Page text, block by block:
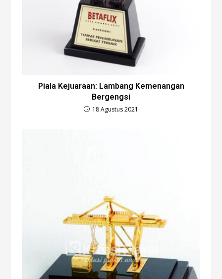
Piala Kejuaraan: Lambang Kemenangan
Bergengsi
18 Agustus 2021